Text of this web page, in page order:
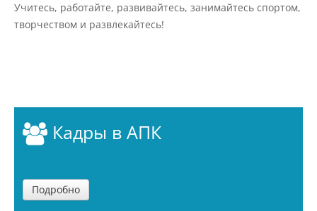
Образовательные стандарты и
требования
Руководство
Учитесь, работайте, развивайтесь, занимайтесь спортом,
творчеством и развлекайтесь!
Кадры в АПК
Подробно